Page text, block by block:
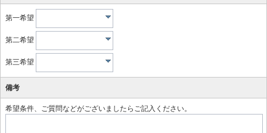
第一希望
第二希望
第三希望
備考
希望条件、ご質問などがございましたらご記入ください。